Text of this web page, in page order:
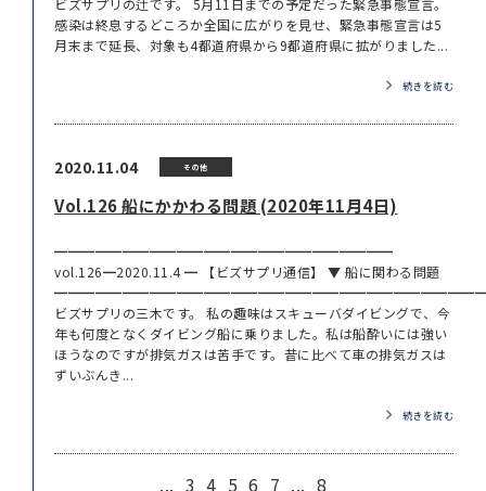
ビズサプリの辻です。 5月11日までの予定だった緊急事態宣言。
感染は終息するどころか全国に広がりを見せ、緊急事態宣言は5
月末まで延長、対象も4都道府県から9都道府県に拡がりました...
続きを読む
2020.11.04 その他
Vol.126 船にかかわる問題 (2020年11月4日)
━━━━━━━━━━━━━━━━━━━━━━━━━
vol.126━2020.11.4 ━ 【ビズサプリ通信】 ▼ 船に関わる問題
ビズサプリの三木です。 私の趣味はスキューバダイビングで、今
年も何度となくダイビング船に乗りました。私は船酔いには強い
ほうなのですが排気ガスは苦手です。昔に比べて車の排気ガスは
ずいぶんき...
続きを読む
... 3 4 5 6 7 ... 8